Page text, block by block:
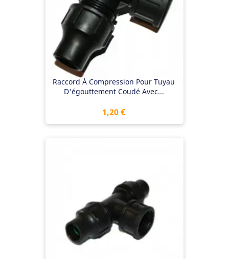
Raccord À Compression Pour Tuyau
D'égouttement Coudé Avec...
Prix
1,20 €